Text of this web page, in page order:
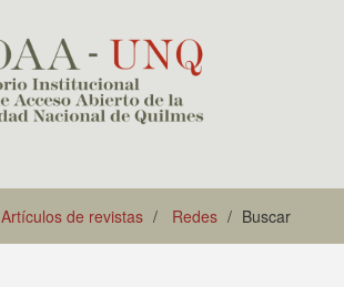
Artículos de revistas Redes Buscar